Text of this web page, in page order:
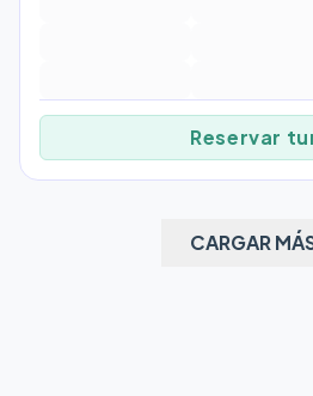
Reservar
CARGAR